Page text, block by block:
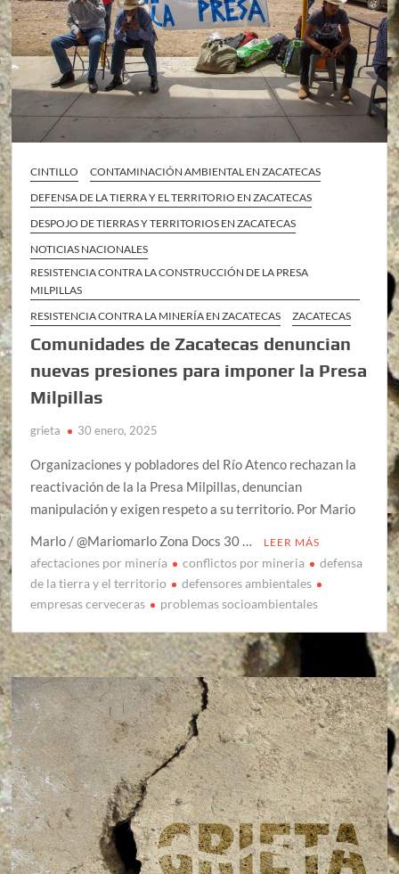
CINTILLO
CONTAMINACIÓN AMBIENTAL EN ZACATECAS
DEFENSA DE LA TIERRA Y EL TERRITORIO EN ZACATECAS
DESPOJO DE TIERRAS Y TERRITORIOS EN ZACATECAS
NOTICIAS NACIONALES
RESISTENCIA CONTRA LA CONSTRUCCIÓN DE LA PRESA
MILPILLAS
RESISTENCIA CONTRA LA MINERÍA EN ZACATECAS
ZACATECAS
Comunidades de Zacatecas denuncian
nuevas presiones para imponer la Presa
Milpillas
grieta 30 enero, 2025
Organizaciones y pobladores del Río Atenco rechazan la
reactivación de la la Presa Milpillas, denuncian
manipulación y exigen respeto a su territorio. Por Mario
Marlo / @Mariomarlo Zona Docs 30 …
LEER MÁS
afectaciones por minería conflictos por mineria
defensa
de la tierra y el territorio
defensores ambientales
empresas cerveceras
problemas socioambientales